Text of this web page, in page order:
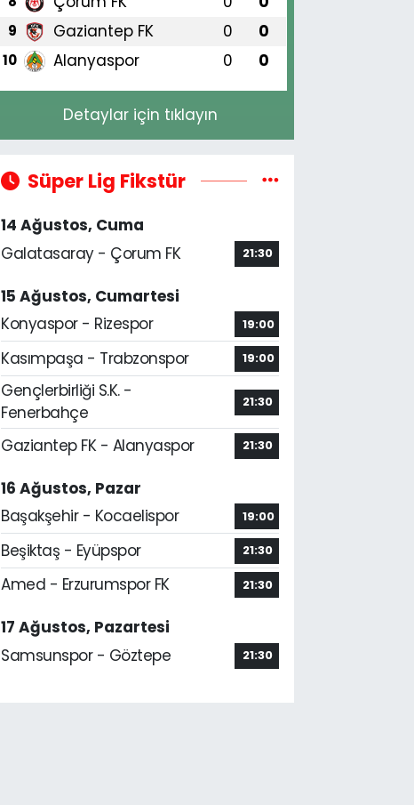
9 Gaziantep FK 0 0
10 Alanyaspor 0 0
Detaylar için tıklayın
Süper Lig Fikstür
14 Ağustos, Cuma
Galatasaray - Çorum FK
21:30
15 Ağustos, Cumartesi
Konyaspor - Rizespor
19:00
Kasımpaşa - Trabzonspor 19:00
Gençlerbirliği S.K. -
Fenerbahçe
21:30
Gaziantep FK - Alanyaspor 21:30
16 Ağustos, Pazar
Başakşehir - Kocaelispor
19:00
Beşiktaş - Eyüpspor 21:30
Amed - Erzurumspor FK 21:30
17 Ağustos, Pazartesi
Samsunspor - Göztepe
21:30